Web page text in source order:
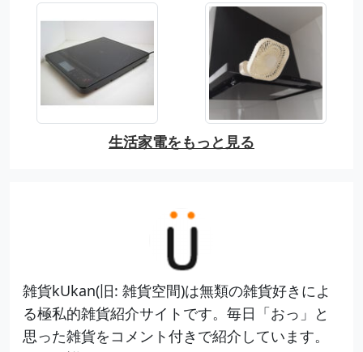
生活家電をもっと見る
雑貨kUkan(旧: 雑貨空間)は無類の雑貨好きによ
る極私的雑貨紹介サイトです。毎日「おっ」と
思った雑貨をコメント付きで紹介しています。